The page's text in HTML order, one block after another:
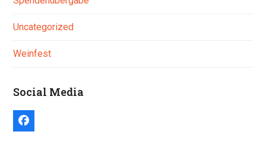
Uncategorized
Weinfest
Social Media
Facebook